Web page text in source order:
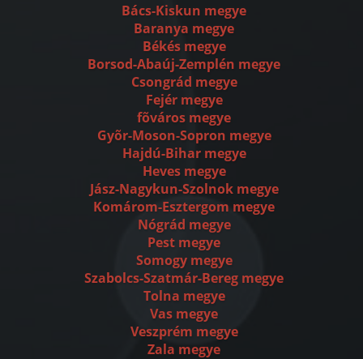
Bács-Kiskun megye
Baranya megye
Békés megye
Borsod-Abaúj-Zemplén megye
Csongrád megye
Fejér megye
fõváros megye
Gyõr-Moson-Sopron megye
Hajdú-Bihar megye
Heves megye
Jász-Nagykun-Szolnok megye
Komárom-Esztergom megye
Nógrád megye
Pest megye
Somogy megye
Szabolcs-Szatmár-Bereg megye
Tolna megye
Vas megye
Veszprém megye
Zala megye